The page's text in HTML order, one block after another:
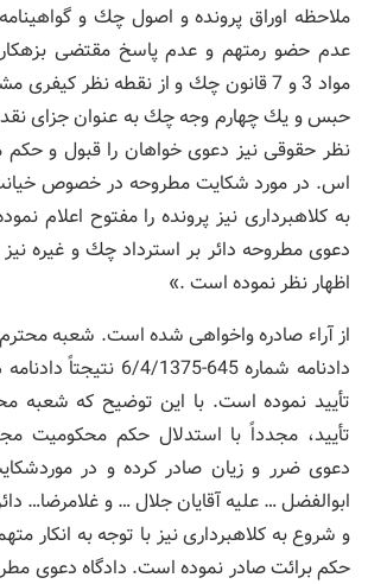
ملاحظه اوراق پرونده و اصول چك و
عدم حضو رمتهم و عدم پاسخ مقتضی
مواد 3 و 7 قانون چك و از نقطه نظر
حبس و یك چهارم وجه چك به عنوان جزای
نظر حقوقی نیز دعوی خواهان را قبول و
اس. در مورد شكایت مطروحه در خصوص
به كلاهبرداری نیز پرونده را مفتوح اعلام
دعوی مطروحه دائر بر استرداد چك و غیره
اظهار نظر نموده است .»
از آراء صادره واخواهی شده است. شعبه
دادنامه شماره 645-6/4/
تأیید نموده است. با این توضیح كه شعبه
تأیید، مجدداً با استدلال حكم محكومیت
دعوی ضرر و زیان صادر كرده و در
ابوالفضل … علیه آقایان جلال … و غلامرضا…
و شروع به كلاهبرداری نیز با توجه به انكار
حكم برائت صادر نموده است. دادگاه دعوی